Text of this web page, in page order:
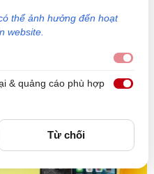
thể ảnh hưởng đến hoạt
website.
& quảng cáo phù hợp
Từ chối
hình iPhone 13 Pro Max